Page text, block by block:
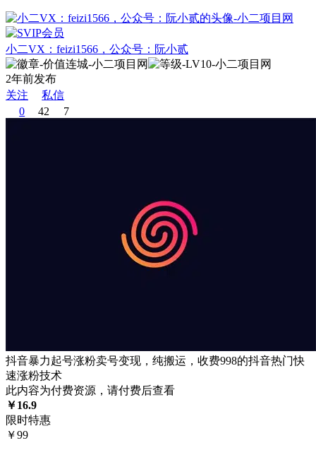
小二VX：feizi1566，公众号：阮小贰
2年前发布
关注
私信
0
42 7
抖音暴力起号涨粉卖号变现，纯搬运，收费998的抖音热门快
速涨粉技术
此内容为付费资源，请付费后查看
￥16.9
限时特惠
￥99